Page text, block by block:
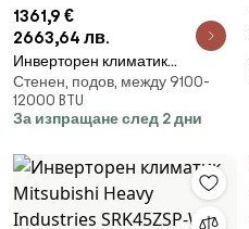
1361,9 €
2663,64 лв.
Инверторен климатик
Mitsubishi Heavy Industries
SRF35ZS-W/SRC35ZS-W, 12000
BTU, 28 м2, А++/А++, Подов,
Бял
Стенен, подов, между 9100-
12000 BTU
За изпращане след 2 дни